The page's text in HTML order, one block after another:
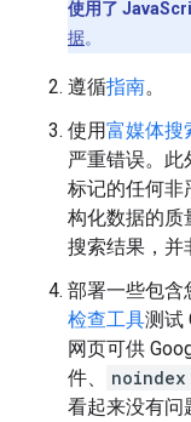
使用了
据。
遵循指南。
使用富媒体搜
严重错误。此
标记的任何非
构化数据的质
搜索结果，并
部署一些包含
检查工具测试
网页可供
件、
noindex
看起来没有问